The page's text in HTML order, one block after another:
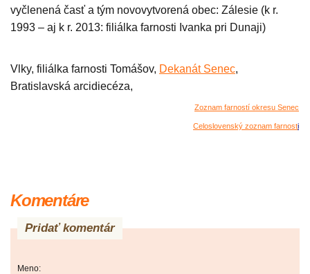
vyčlenená časť a tým novovytvorená obec: Zálesie (k r.
1993 – aj k r. 2013: filiálka farnosti Ivanka pri Dunaji)
Vlky, filiálka farnosti Tomášov, Dekanát Senec,
Bratislavská arcidiecéza,
Zoznam farností okresu Senec
Celoslovenský zoznam farnosti
Komentáre
Pridať komentár
Meno: